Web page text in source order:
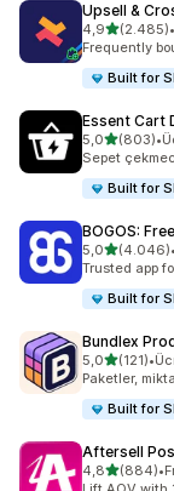
Upsell &
4,95 yıldız
(2.485)
toplam 2485 •
Frequently
Built for
Essent Cart
5,05 yıldız
(803)
toplam 803 •
Sepet
Built for
BOGOS:
5,05 yıldız
(4.046)
toplam 4046 •
Trusted app
Built for
Bundlex
5,05 yıldız
(121)
toplam 121•
Paketler,
Built for
Aftersell
4,85 yıldız
(884)
toplam 884•